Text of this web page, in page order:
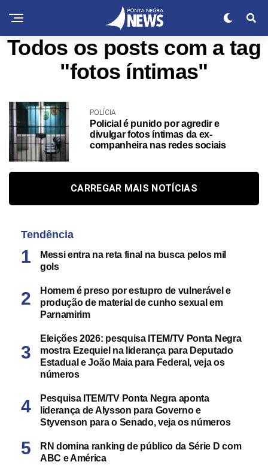
Todos os posts com a tag
"fotos íntimas"
POLÍCIA
Policial é punido por agredir e
divulgar fotos íntimas da ex-
companheira nas redes sociais
CARREGAR MAIS NOTÍCIAS
Tendência
Messi entra na reta final na busca pelos mil
gols
Homem é preso por estupro de vulnerável e
produção de material de cunho sexual em
Parnamirim
Eleições 2026: pesquisa ITEM/TV Ponta Negra
mostra Ezequiel na liderança para Deputado
Estadual e João Maia para Federal, veja os
números
Pesquisa ITEM/TV Ponta Negra aponta
liderança de Alysson para Governo e
Styvenson para o Senado, veja os números
RN domina ranking de público da Série D com
ABC e América